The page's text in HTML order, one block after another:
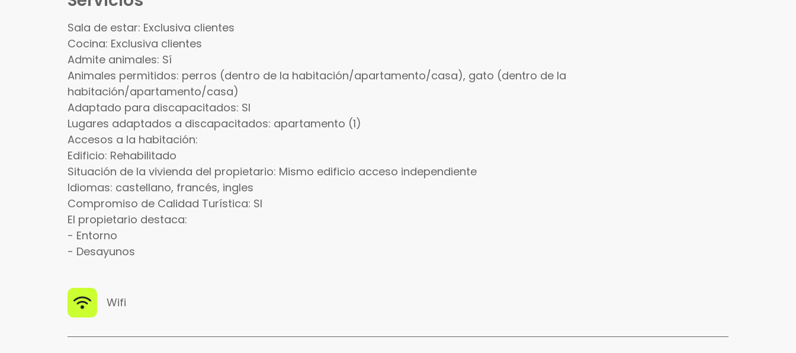
Sala de estar: Exclusiva clientes
Cocina: Exclusiva clientes
Admite animales: Sí
Animales permitidos: perros (dentro de la habitación/apartamento/casa), gato (dentro de la
habitación/apartamento/casa)
Adaptado para discapacitados: SI
Lugares adaptados a discapacitados: apartamento (1)
Accesos a la habitación:
Edificio: Rehabilitado
Situación de la vivienda del propietario: Mismo edificio acceso independiente
Idiomas: castellano, francés, ingles
Compromiso de Calidad Turística: SI
El propietario destaca:
- Entorno
- Desayunos
Wifi